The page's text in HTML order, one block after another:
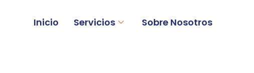
Inicio Servicios Sobre Nosotros